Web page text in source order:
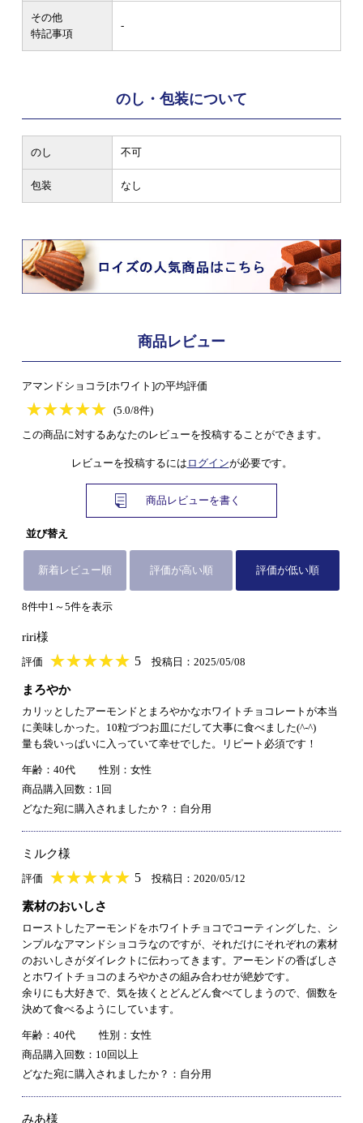
その他
特記事項
-
のし・包装について
のし 不可
包装 なし
商品レビュー
アマンドショコラ[ホワイト]の平均評価
★★★★★
★★★★★ (5.0/8件)
この商品に対するあなたのレビューを投稿することができます。
レビューを投稿するには ログインが必要です。
商品レビューを書く
並び替え
新着レビュー順 評価が高い順 評価が低い順
8件中1～5件を表示
riri様
評価 ★★★★★
★★★★★ 5 投稿日：2025/05/08
まろやか
カリッとしたアーモンドとまろやかなホワイトチョコレートが本当
に美味しかった。10粒づつお皿にだして大事に食べました(^-^)
量も袋いっぱいに入っていて幸せでした。リピート必須です！
年齢：40代
性別：女性
商品購入回数：1回
どなた宛に購入されましたか？：自分用
ミルク様
評価 ★★★★★
★★★★★ 5 投稿日：2020/05/12
素材のおいしさ
ローストしたアーモンドをホワイトチョコでコーティングした、シ
ンプルなアマンドショコラなのですが、それだけにそれぞれの素材
のおいしさがダイレクトに伝わってきます。アーモンドの香ばしさ
とホワイトチョコのまろやかさの組み合わせが絶妙です。
余りにも大好きで、気を抜くとどんどん食べてしまうので、個数を
決めて食べるようにしています。
年齢：40代
性別：女性
商品購入回数：10回以上
どなた宛に購入されましたか？：自分用
みあ様